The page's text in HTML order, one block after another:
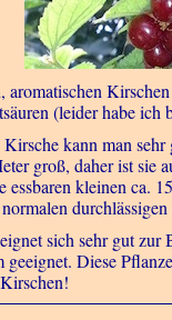
aromatischen
(leider habe ich
kann man
groß, daher ist sie
kleinen ca.
sich sehr gut
Diese